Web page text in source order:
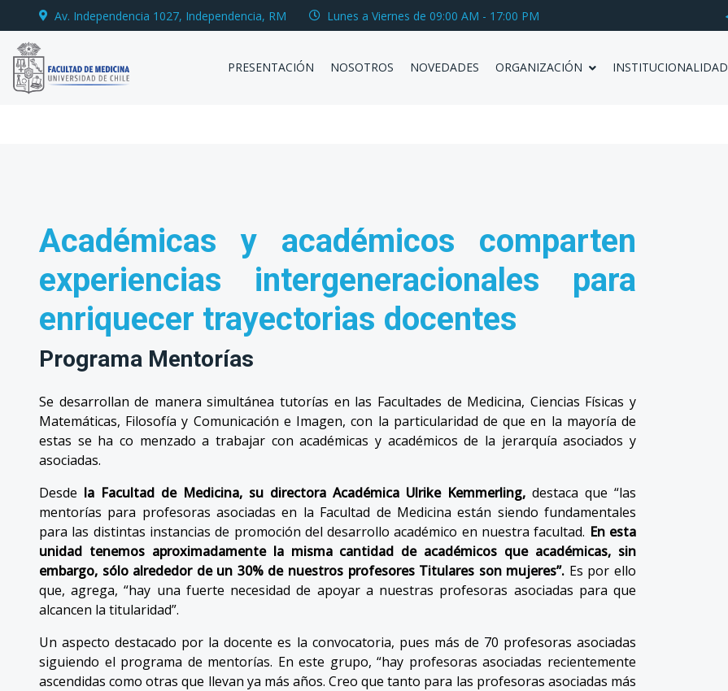
Av. Independencia 1027, Independencia, RM Lunes a Viernes de 09:00 AM - 17:00 PM
PRESENTACIÓN NOSOTROS NOVEDADES ORGANIZACIÓN INSTITUCIONALIDAD
Académicas y académicos comparten
experiencias intergeneracionales para
enriquecer trayectorias docentes
Programa Mentorías
Se desarrollan de manera simultánea tutorías en las Facultades de Medicina, Ciencias Físicas y
Matemáticas, Filosofía y Comunicación e Imagen, con la particularidad de que en la mayoría de
estas se ha co menzado a trabajar con académicas y académicos de la jerarquía asociados y
asociadas.
Desde la Facultad de Medicina, su directora Académica Ulrike Kemmerling, destaca que “las
mentorías para profesoras asociadas en la Facultad de Medicina están siendo fundamentales
para las distintas instancias de promoción del desarrollo académico en nuestra facultad. En esta
unidad tenemos aproximadamente la misma cantidad de académicos que académicas, sin
embargo, sólo alrededor de un 30% de nuestros profesores Titulares son mujeres”. Es por ello
que, agrega, “hay una fuerte necesidad de apoyar a nuestras profesoras asociadas para que
alcancen la titularidad”.
Un aspecto destacado por la docente es la convocatoria, pues más de 70 profesoras asociadas
siguiendo el programa de mentorías. En este grupo, “hay profesoras asociadas recientemente
ascendidas como otras que llevan ya más años. Creo que tanto para las profesoras asociadas más